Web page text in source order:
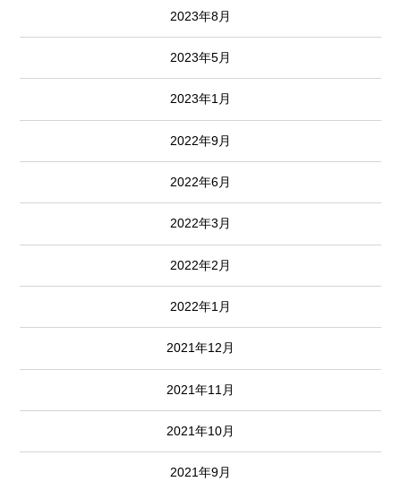
2023年8月
2023年5月
2023年1月
2022年9月
2022年6月
2022年3月
2022年2月
2022年1月
2021年12月
2021年11月
2021年10月
2021年9月